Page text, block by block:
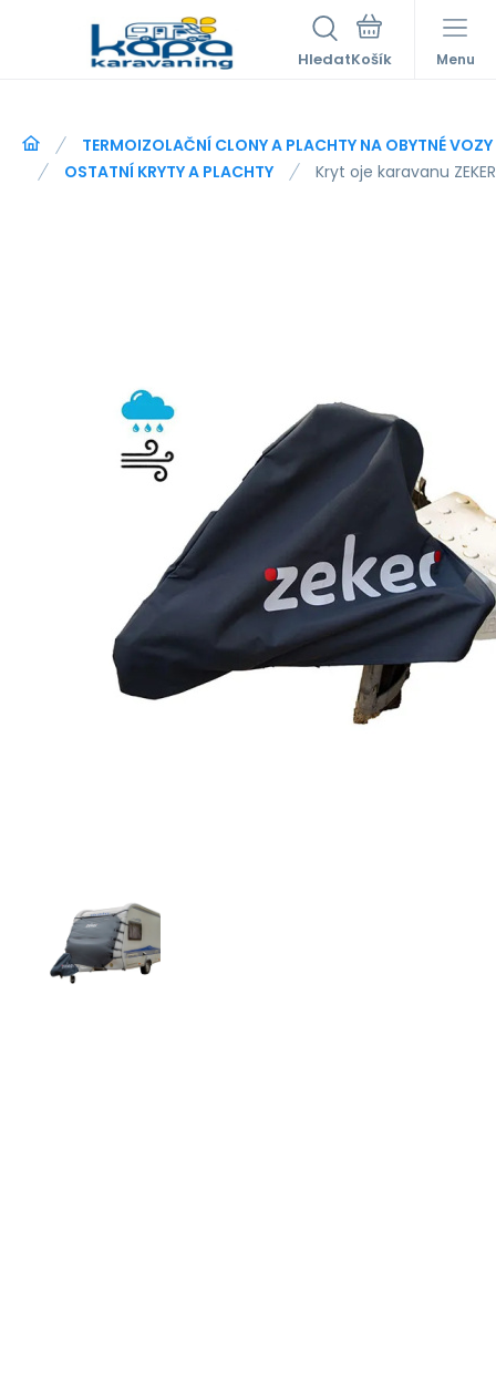
Hledat Menu
TERMOIZOLAČNÍ CLONY A PLACHTY NA OBYTNÉ
OSTATNÍ KRYTY A PLACHTY
Kryt oje karavanu ZEKER